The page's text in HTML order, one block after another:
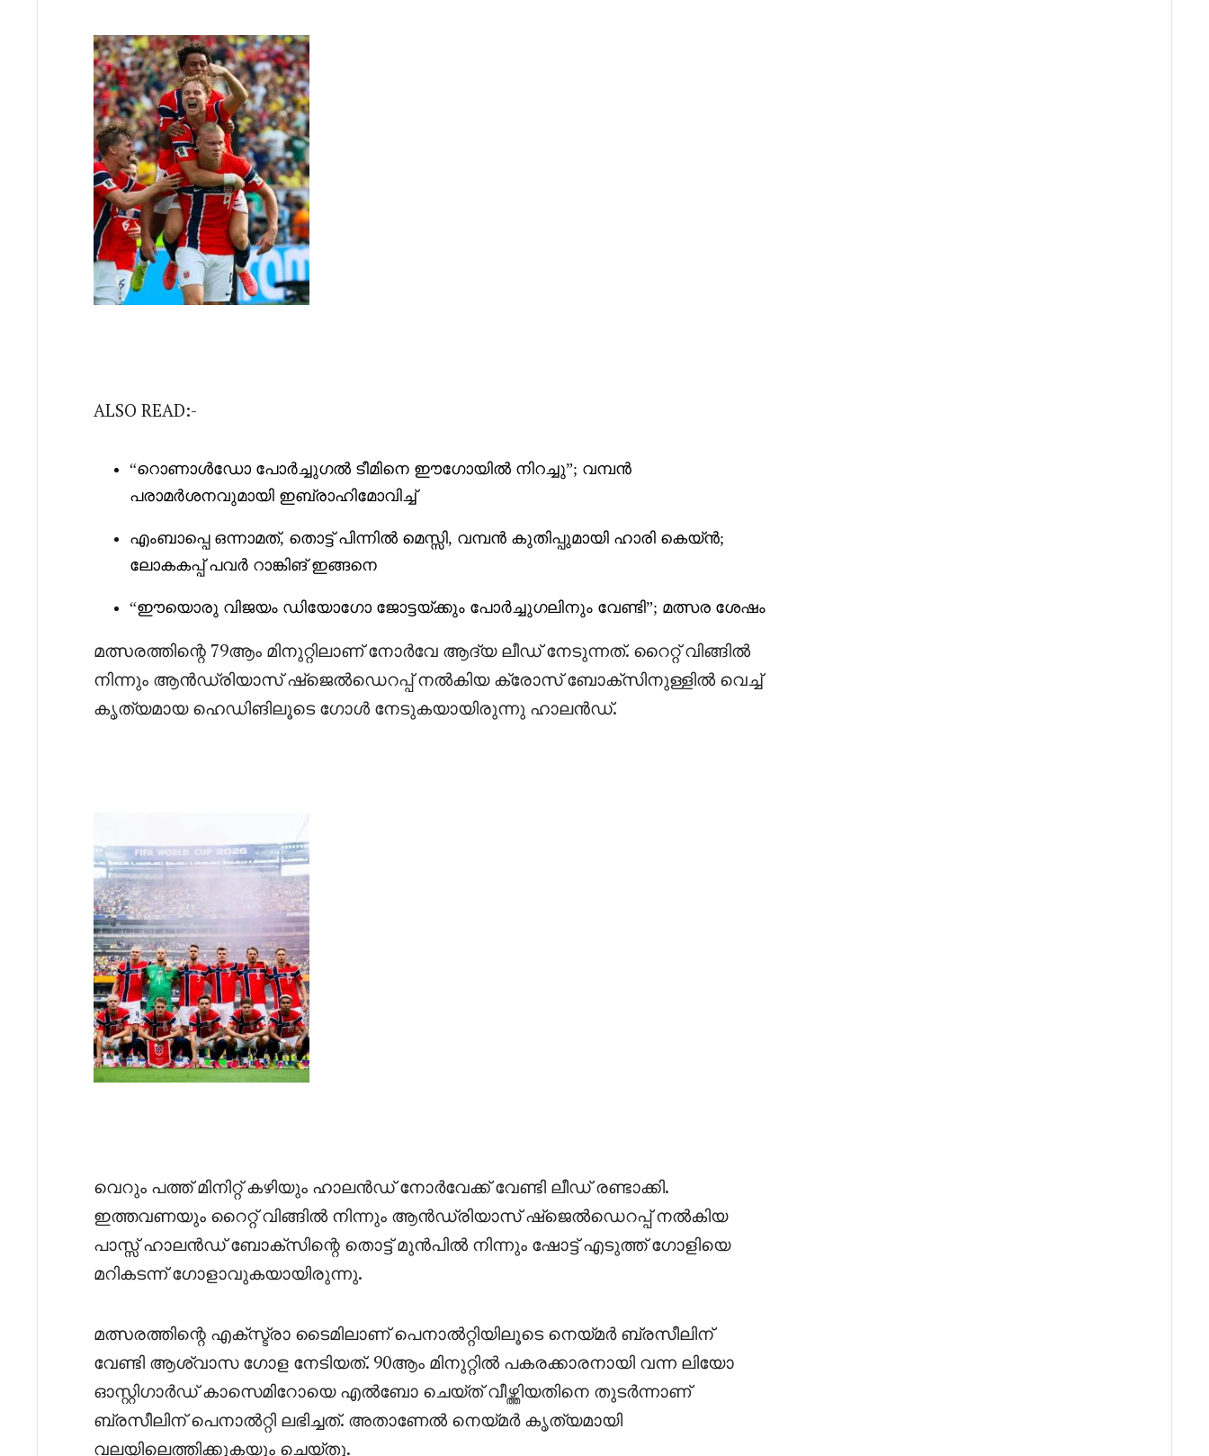
ALSO READ:-
“റൊണാൾഡോ പോർച്ചുഗൽ ടീമിനെ ഈഗോയിൽ നിറച്ചു”; വമ്പൻ
പരാമർശനവുമായി ഇബ്രാഹിമോവിച്ച്
എംബാപ്പെ ഒന്നാമത്, തൊട്ട് പിന്നിൽ മെസ്സി, വമ്പൻ കുതിപ്പുമായി ഹാരി കെയ്ൻ;
ലോകകപ്പ് പവർ റാങ്കിങ് ഇങ്ങനെ
“ഈയൊരു വിജയം ഡിയോഗോ ജോട്ടയ്ക്കും പോർച്ചുഗലിനും വേണ്ടി”; മത്സര ശേഷം
മത്സരത്തിന്റെ 79ആം മിനുറ്റിലാണ് നോർവേ ആദ്യ ലീഡ് നേടുന്നത്. റൈറ്റ് വിങ്ങിൽ
നിന്നും ആൻഡ്രിയാസ് ഷ്ജെൽഡെറപ്പ് നൽകിയ ക്രോസ് ബോക്സിനുള്ളിൽ വെച്ച്
കൃത്യമായ ഹെഡിങിലൂടെ ഗോൾ നേടുകയായിരുന്നു ഹാലൻഡ്.
വെറും പത്ത് മിനിറ്റ് കഴിയും ഹാലൻഡ് നോർവേക്ക് വേണ്ടി ലീഡ് രണ്ടാക്കി.
ഇത്തവണയും റൈറ്റ് വിങ്ങിൽ നിന്നും ആൻഡ്രിയാസ് ഷ്ജെൽഡെറപ്പ് നൽകിയ
പാസ്സ് ഹാലൻഡ് ബോക്സിന്റെ തൊട്ട് മുൻപിൽ നിന്നും ഷോട്ട് എടുത്ത് ഗോളിയെ
മറികടന്ന് ഗോളാവുകയായിരുന്നു.
മത്സരത്തിന്റെ എക്സ്ട്രാ ടൈമിലാണ് പെനാൽറ്റിയിലൂടെ നെയ്മർ ബ്രസീലിന്
വേണ്ടി ആശ്വാസ ഗോള നേടിയത്. 90ആം മിനുറ്റിൽ പകരക്കാരനായി വന്ന ലിയോ
ഓസ്റ്റിഗാർഡ് കാസെമിറോയെ എൽബോ ചെയ്ത് വീഴ്ത്തിയതിനെ തുടർന്നാണ്
ബ്രസീലിന് പെനാൽറ്റി ലഭിച്ചത്. അതാണേൽ നെയ്മർ കൃത്യമായി
വലയിലെത്തിക്കുകയും ചെയ്തു.